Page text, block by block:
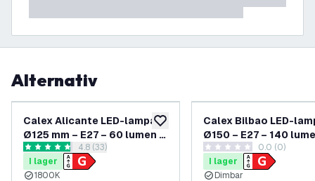
Alternativ
lägg till i önskelistan
Calex Alicante LED-lampa
Ø125 mm – E27 – 60 lumen –
Titanfärgöppna recensionspanel
4.8 stjärnbetyg4.8 (33)
I lager
1800K
Calex Bilbao LED-
Ø150 – E27 – 140
Guld
0 stjärnbetyg0.0 (0)
I lager
Dimbar